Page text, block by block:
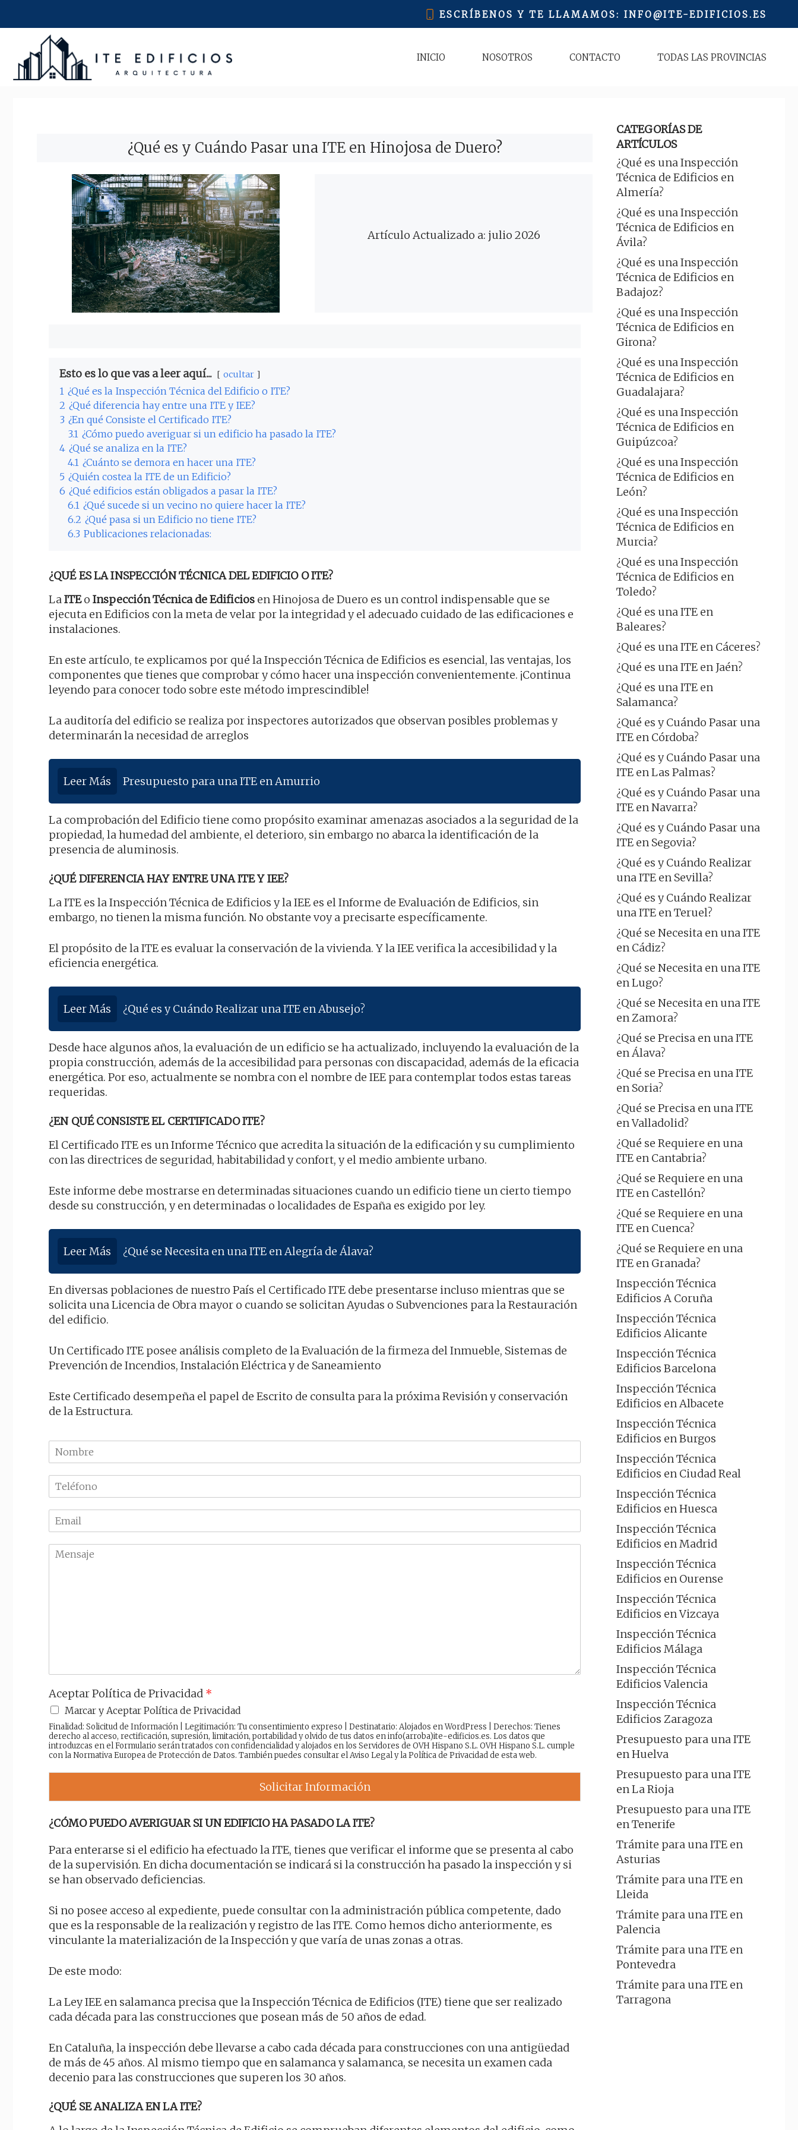
contenido
ESCRÍBENOS Y TE LLAMAMOS: INFO@ITE-EDIFICIOS.ES
INICIO NOSOTROS CONTACTO TODAS LAS PROVINCIAS
¿Qué es y Cuándo Pasar una ITE en Hinojosa de Duero?
Artículo Actualizado a: julio 2026
Esto es lo que vas a leer aquí... ocultar
1 ¿Qué es la Inspección Técnica del Edificio o ITE?
2 ¿Qué diferencia hay entre una ITE y IEE?
3 ¿En qué Consiste el Certificado ITE?
3.1 ¿Cómo puedo averiguar si un edificio ha pasado la ITE?
4 ¿Qué se analiza en la ITE?
4.1 ¿Cuánto se demora en hacer una ITE?
5 ¿Quién costea la ITE de un Edificio?
6 ¿Qué edificios están obligados a pasar la ITE?
6.1 ¿Qué sucede si un vecino no quiere hacer la ITE?
6.2 ¿Qué pasa si un Edificio no tiene ITE?
6.3 Publicaciones relacionadas:
¿QUÉ ES LA INSPECCIÓN TÉCNICA DEL EDIFICIO O ITE?
LaITEo Inspección Técnica de Edificios en Hinojosa de Duero es un control indispensable que se
ejecuta en Edificios con la meta de velar por la integridad y el adecuado cuidado de las edificaciones e
instalaciones.
En este artículo, te explicamos por qué la Inspección Técnica de Edificios es esencial, las ventajas, los
componentes que tienes que comprobar y cómo hacer una inspección convenientemente. ¡Continua
leyendo para conocer todo sobre este método imprescindible!
La auditoría del edificio se realiza por inspectores autorizados que observan posibles problemas y
determinarán la necesidad de arreglos
Leer Más Presupuesto para una ITE en Amurrio
La comprobación del Edificio tiene como propósito examinar amenazas asociados a la seguridad de la
propiedad, la humedad del ambiente, el deterioro, sin embargo no abarca la identificación de la
presencia de aluminosis.
¿QUÉ DIFERENCIA HAY ENTRE UNA ITE Y IEE?
La ITE es la Inspección Técnica de Edificios y la IEE es el Informe de Evaluación de Edificios, sin
embargo, no tienen la misma función. No obstante voy a precisarte específicamente.
El propósito de la ITE es evaluar la conservación de la vivienda. Y la IEE verifica la accesibilidad y la
eficiencia energética.
Leer Más ¿Qué es y Cuándo Realizar una ITE en Abusejo?
Desde hace algunos años, la evaluación de un edificio se ha actualizado, incluyendo la evaluación de la
propia construcción, además de la accesibilidad para personas con discapacidad, además de la eficacia
energética. Por eso, actualmente se nombra con el nombre de IEE para contemplar todos estas tareas
requeridas.
¿EN QUÉ CONSISTE EL CERTIFICADO ITE?
El Certificado ITE es un Informe Técnico que acredita la situación de la edificación y su cumplimiento
con las directrices de seguridad, habitabilidad y confort, y el medio ambiente urbano.
Este informe debe mostrarse en determinadas situaciones cuando un edificio tiene un cierto tiempo
desde su construcción, y en determinadas o localidades de España es exigido por ley.
Leer Más ¿Qué se Necesita en una ITE en Alegría de Álava?
En diversas poblaciones de nuestro País el Certificado ITE debe presentarse incluso mientras que se
solicita una Licencia de Obra mayor o cuando se solicitan Ayudas o Subvenciones para la Restauración
del edificio.
Un Certificado ITE posee análisis completo de la Evaluación de la firmeza del Inmueble, Sistemas de
Prevención de Incendios, Instalación Eléctrica y de Saneamiento
Este Certificado desempeña el papel de Escrito de consulta para la próxima Revisión y conservación
de la Estructura.
N
o
m
r
e
l
f
m
a
M
Aceptar Política de Privacidad *
Marcar y Aceptar Política de Privacidad
Finalidad: Solicitud de Información | Legitimación: Tu consentimiento expreso | Destinatario: Alojados en WordPress | Derechos: Tienes
derecho al acceso, rectificación, supresión, limitación, portabilidad y olvido de tus datos en info(arroba)ite-edificios.es. Los datos que
introduzcas en el Formulario serán tratados con confidencialidad y alojados en los Servidores de OVH Hispano S.L. OVH Hispano S.L. cumple
con la Normativa Europea de Protección de Datos. También puedes consultar elAviso Legaly laPolítica de Privacidadde esta web.
Solicitar Información
¿CÓMO PUEDO AVERIGUAR SI UN EDIFICIO HA PASADO LA ITE?
Para enterarse si el edificio ha efectuado la ITE, tienes que verificar el informe que se presenta al cabo
de la supervisión. En dicha documentación se indicará si la construcción ha pasado la inspección y si
se han observado deficiencias.
Si no posee acceso al expediente, puede consultar con la administración pública competente, dado
que es la responsable de la realización y registro de las ITE. Como hemos dicho anteriormente, es
vinculante la materialización de la Inspección y que varía de unas zonas a otras.
De este modo:
La Ley IEE en salamanca precisa que la Inspección Técnica de Edificios (ITE) tiene que ser realizado
cada década para las construcciones que posean más de 50 años de edad.
En Cataluña, la inspección debe llevarse a cabo cada década para construcciones con una antigüedad
de más de 45 años. Al mismo tiempo que en salamanca y salamanca, se necesita un examen cada
decenio para las construcciones que superen los 30 años.
¿QUÉ SE ANALIZA EN LA ITE?
CATEGORÍAS DE
ARTÍCULOS
¿Qué es una Inspección
Técnica de Edificios en
Almería?
¿Qué es una Inspección
Técnica de Edificios en
Ávila?
¿Qué es una Inspección
Técnica de Edificios en
Badajoz?
¿Qué es una Inspección
Técnica de Edificios en
Girona?
¿Qué es una Inspección
Técnica de Edificios en
Guadalajara?
¿Qué es una Inspección
Técnica de Edificios en
Guipúzcoa?
¿Qué es una Inspección
Técnica de Edificios en
León?
¿Qué es una Inspección
Técnica de Edificios en
Murcia?
¿Qué es una Inspección
Técnica de Edificios en
Toledo?
¿Qué es una ITE en
Baleares?
¿Qué es una ITE en Cáceres?
¿Qué es una ITE en Jaén?
¿Qué es una ITE en
Salamanca?
¿Qué es y Cuándo Pasar una
ITE en Córdoba?
¿Qué es y Cuándo Pasar una
ITE en Las Palmas?
¿Qué es y Cuándo Pasar una
ITE en Navarra?
¿Qué es y Cuándo Pasar una
ITE en Segovia?
¿Qué es y Cuándo Realizar
una ITE en Sevilla?
¿Qué es y Cuándo Realizar
una ITE en Teruel?
¿Qué se Necesita en una ITE
en Cádiz?
¿Qué se Necesita en una ITE
en Lugo?
¿Qué se Necesita en una ITE
en Zamora?
¿Qué se Precisa en una ITE
en Álava?
¿Qué se Precisa en una ITE
en Soria?
¿Qué se Precisa en una ITE
en Valladolid?
¿Qué se Requiere en una
ITE en Cantabria?
¿Qué se Requiere en una
ITE en Castellón?
¿Qué se Requiere en una
ITE en Cuenca?
¿Qué se Requiere en una
ITE en Granada?
Inspección Técnica
Edificios A Coruña
Inspección Técnica
Edificios Alicante
Inspección Técnica
Edificios Barcelona
Inspección Técnica
Edificios en Albacete
Inspección Técnica
Edificios en Burgos
Inspección Técnica
Edificios en Ciudad Real
Inspección Técnica
Edificios en Huesca
Inspección Técnica
Edificios en Madrid
Inspección Técnica
Edificios en Ourense
Inspección Técnica
Edificios en Vizcaya
Inspección Técnica
Edificios Málaga
Inspección Técnica
Edificios Valencia
Inspección Técnica
Edificios Zaragoza
Presupuesto para una ITE
en Huelva
Presupuesto para una ITE
en La Rioja
Presupuesto para una ITE
en Tenerife
Trámite para una ITE en
Asturias
Trámite para una ITE en
Lleida
Trámite para una ITE en
Palencia
Trámite para una ITE en
Pontevedra
Trámite para una ITE en
Tarragona